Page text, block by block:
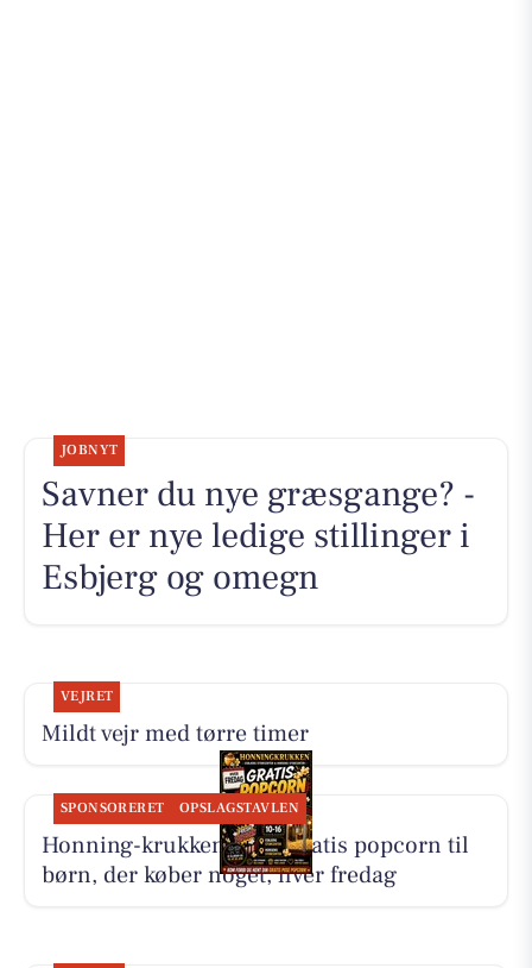
JOBNYT
Savner du nye græsgange? -
Her er nye ledige stillinger i
Esbjerg og omegn
VEJRET
Mildt vejr med tørre timer
SPONSORERET OPSLAGSTAVLEN
Honning-krukken giver gratis popcorn til
børn, der køber noget, hver fredag